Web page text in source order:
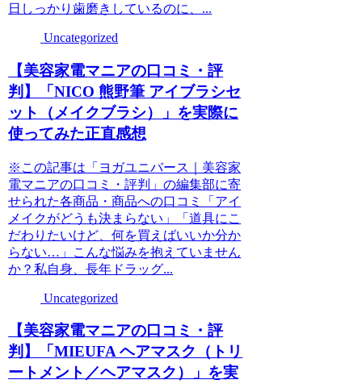
日しっかり歯磨きしているのに、...
Uncategorized
【美容家電マニアの口コミ・評
判】「NICO 熊野筆 アイブラシセ
ット（メイクブラシ）」を実際に
使ってみた正直感想
※この記事は「ヨガユニバース｜美容家
電マニアの口コミ・評判」の編集部に寄
せられた各商品・商品への口コミ「アイ
メイクがどうも決まらない」「道具にこ
だわりたいけど、何を買えばいいか分か
らない…」こんな悩みを抱えていません
か？私自身、長年ドラッグ...
Uncategorized
【美容家電マニアの口コミ・評
判】「MIEUFA ヘアマスク（トリ
ートメント／ヘアマスク）」を実